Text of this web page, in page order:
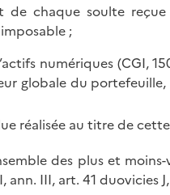
chaque soulte reçue
;
numériques (CGI,
globale du
réalisée au titre de
des plus et
III, art. 41 duovicies